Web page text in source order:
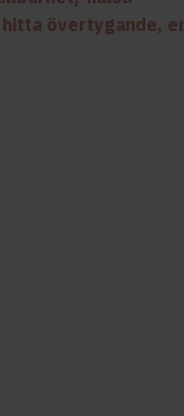
övertygande,